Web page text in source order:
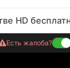
HD
Есть жалоба?